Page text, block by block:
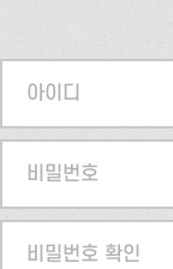
아이디
비밀번호
비밀번호 확인